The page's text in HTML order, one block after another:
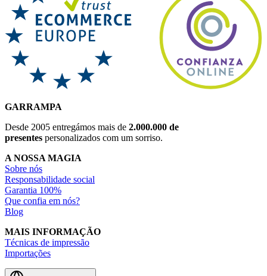
GARRAMPA
Desde 2005 entregámos mais de 2.000.000 de
presentes personalizados com um sorriso.
A NOSSA MAGIA
Sobre nós
Responsabilidade social
Garantia 100%
Que confia em nós?
Blog
MAIS INFORMAÇÃO
Técnicas de impressão
Importações